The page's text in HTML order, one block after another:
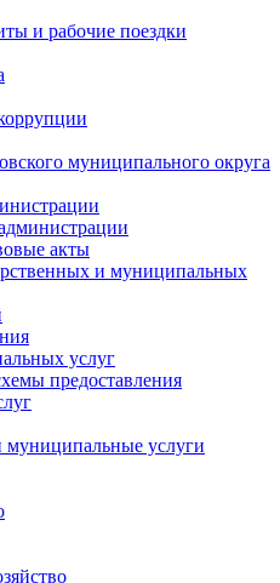
и рабочие поездки
муниципального округа
акты
и муниципальных
услуг
предоставления
муниципальные услуги